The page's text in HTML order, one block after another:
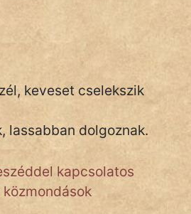
keveset cselekszik
lassabban dolgoznak.
kapcsolatos